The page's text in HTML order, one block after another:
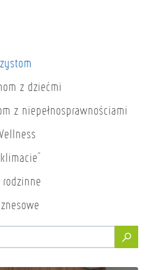
z dziećmi
z niepełnosprawnościami